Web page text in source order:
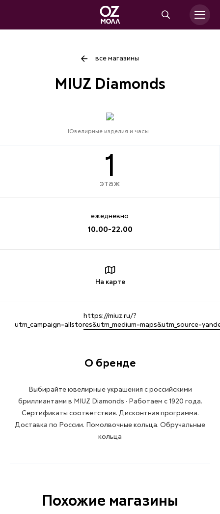
все магазины
MIUZ Diamonds
Ювелирные изделия и часы
1
этаж
ежедневно
10.00-22.00
На карте
https://miuz.ru/?
О бренде
Выбирайте ювелирные украшения с российскими
бриллиантами в MIUZ Diamonds · Работаем с 1920 года.
Сертификаты соответствия. Дисконтная программа.
Доставка по России. Помолвочные кольца. Обручальные
кольца
Похожие магазины